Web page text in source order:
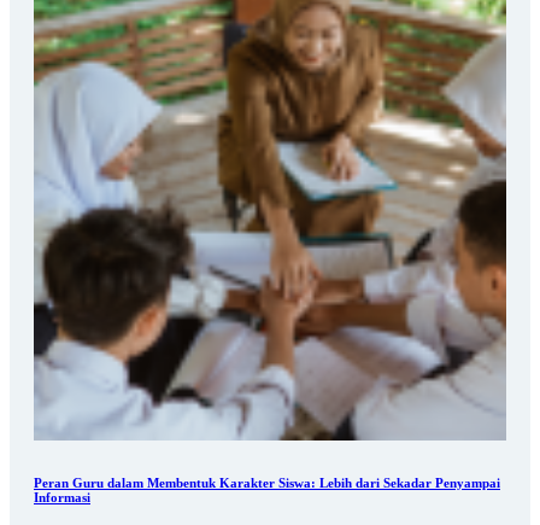
Peran Guru dalam Membentuk Karakter Siswa: Lebih dari Sekadar Penyampai
Informasi